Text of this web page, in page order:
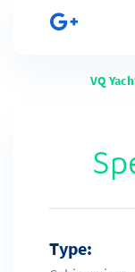
VQ
Type: